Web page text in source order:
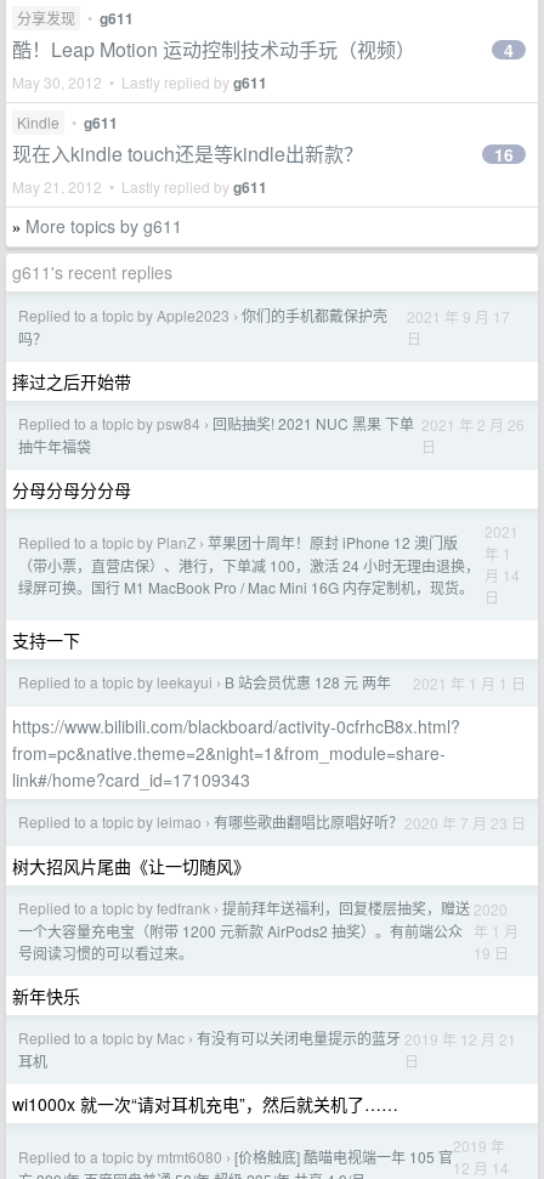
分享发现 • g611
酷！Leap Motion 运动控制技术动手玩（视频）
May 30, 2012 • Lastly replied byg611
4
Kindle • g611
现在入kindle touch还是等kindle出新款？
May 21, 2012 • Lastly replied byg611
16
» More topics by g611
g611's recent replies
Replied to a topic by Apple2023 › 你们的手机都戴保护壳
吗？
2021 年 9 月 17
日
摔过之后开始带
Replied to a topic by psw84 › 回贴抽奖! 2021 NUC 黑果 下单
抽牛年福袋
2021 年 2 月 26
日
分母分母分分母
Replied to a topic by PlanZ › 苹果团十周年！原封 iPhone 12 澳门版
（带小票，直营店保）、港行，下单减 100，激活 24 小时无理由退换，
绿屏可换。国行 M1 MacBook Pro / Mac Mini 16G 内存定制机，现货。
2021
年 1
月 14
日
支持一下
Replied to a topic by leekayui › B 站会员优惠 128 元 两年 2021 年 1 月 1 日
https://www.bilibili.com/blackboard/activity-0cfrhcB8x.html?
from=pc&native.theme=2&night=1&from_module=share-
link#/home?card_id=17109343
Replied to a topic by leimao › 有哪些歌曲翻唱比原唱好听？ 2020 年 7 月 23 日
树大招风片尾曲《让一切随风》
Replied to a topic by fedfrank › 提前拜年送福利，回复楼层抽奖，赠送
一个大容量充电宝（附带 1200 元新款 AirPods2 抽奖）。有前端公众
号阅读习惯的可以看过来。
2020
年 1 月
19 日
新年快乐
Replied to a topic by Mac › 有没有可以关闭电量提示的蓝牙
耳机
2019 年 12 月 21
日
wi1000x 就一次“请对耳机充电”，然后就关机了……
Replied to a topic by mtmt6080 › [价格触底] 酷喵电视端一年 105 官2019 年
12 月 14